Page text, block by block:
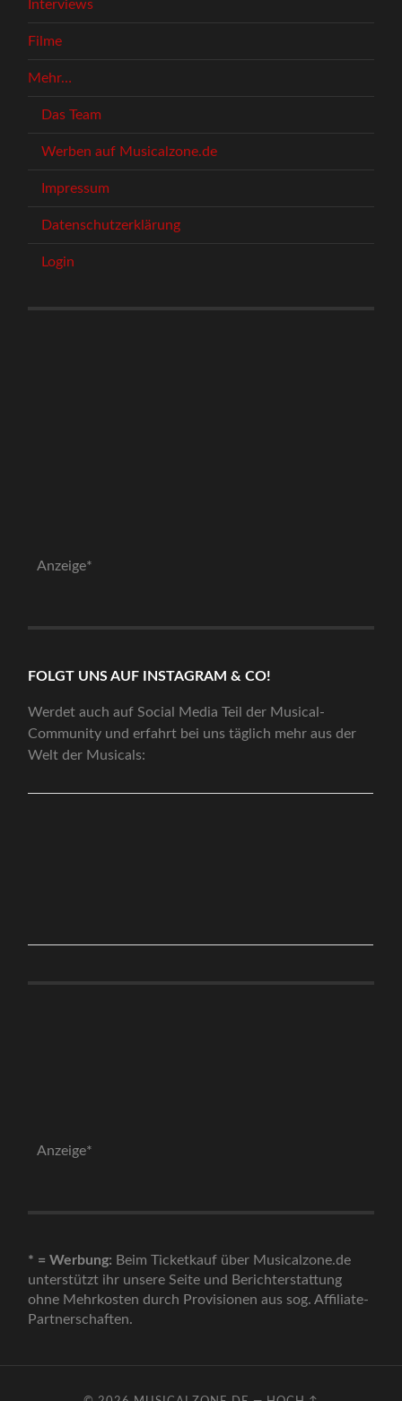
Interviews
Filme
Mehr…
Das Team
Werben auf Musicalzone.de
Impressum
Datenschutzerklärung
Login
Anzeige*
FOLGT UNS AUF INSTAGRAM & CO!
Werdet auch auf Social Media Teil der Musical-
Community und erfahrt bei uns täglich mehr aus der
Welt der Musicals:
Anzeige*
* = Werbung: Beim Ticketkauf über Musicalzone.de
unterstützt ihr unsere Seite und Berichterstattung
ohne Mehrkosten durch Provisionen aus sog. Affiliate-
Partnerschaften.